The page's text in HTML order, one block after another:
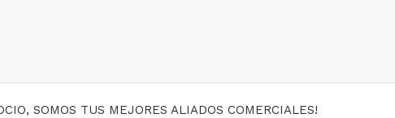
SOMOS TUS MEJORES ALIADOS COMERCIALES!